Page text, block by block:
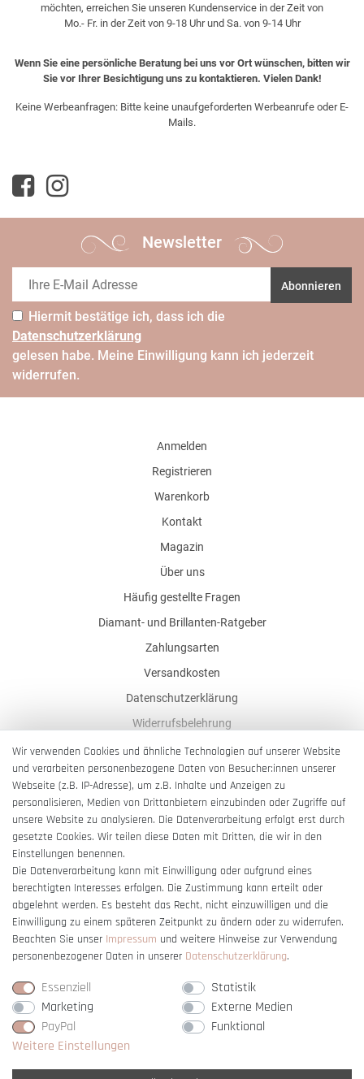
möchten, erreichen Sie unseren Kundenservice in der Zeit von
Mo.- Fr. in der Zeit von 9-18 Uhr und Sa. von 9-14 Uhr
Wenn Sie eine persönliche Beratung bei uns vor Ort wünschen, bitten wir
Sie vor Ihrer Besichtigung uns zu kontaktieren. Vielen Dank!
Keine Werbeanfragen: Bitte keine unaufgeforderten Werbeanrufe oder E-
Mails.
Newsletter
Abonnieren
Hiermit bestätige ich, dass ich die
Daten­schutz­erklärung
gelesen habe. Meine Einwilligung kann ich jederzeit
widerrufen.
Anmelden
Registrieren
Warenkorb
Kontakt
Magazin
Über uns
Häufig gestellte Fragen
Diamant- und Brillanten-Ratgeber
Zahlungsarten
Versandkosten
Datenschutzerklärung
Widerrufsbelehrung
AGB
Impressum
Barrierefreiheitserklärung
Vertrag widerrufen
Wir verwenden Cookies und ähnliche Technologien auf unserer Website
und verarbeiten personenbezogene Daten von Besucher:innen unserer
Webseite (z.B. IP-Adresse), um z.B. Inhalte und Anzeigen zu
personalisieren, Medien von Drittanbietern einzubinden oder Zugriffe auf
unsere Website zu analysieren. Die Datenverarbeitung erfolgt erst durch
gesetzte Cookies. Wir teilen diese Daten mit Dritten, die wir in den
Einstellungen benennen.
Die Datenverarbeitung kann mit Einwilligung oder aufgrund eines
berechtigten Interesses erfolgen. Die Zustimmung kann erteilt oder
abgelehnt werden. Es besteht das Recht, nicht einzuwilligen und die
Einwilligung zu einem späteren Zeitpunkt zu ändern oder zu widerrufen.
Beachten Sie unser Impressum und weitere Hinweise zur Verwendung
personenbezogener Daten in unserer Daten­schutz­erklärung.
Essenziell
Statistik
Marketing
Externe Medien
PayPal
Funktional
Weitere Einstellungen